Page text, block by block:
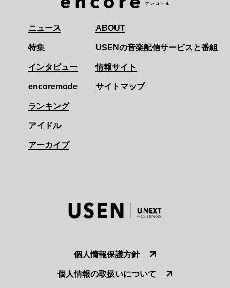
ニュース
特集
インタビュー
encoremode
ランキング
アイドル
アーカイブ
ABOUT
USENの音楽配信サービスと番組
情報サイト
サイトマップ
個人情報保護方針
個人情報の取扱いについて